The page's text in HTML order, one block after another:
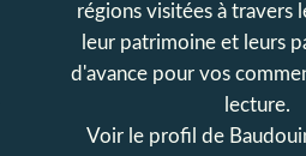
régions visitées à travers
leur patrimoine et leurs
d'avance pour vos
lecture.
Voir le profil de